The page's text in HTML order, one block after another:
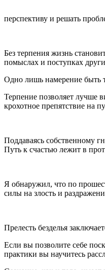
перспективу и решать
Без терпения жизнь
помыслах и поступках
Одно лишь намерение быть
Терпение позволяет лучше
крохотное препятствие на
Поддаваясь собственному
Путь к счастью лежит в
Я обнаружил, что по
силы на злость и
Прелесть безделья
Если вы позволите себе
практики вы научитесь